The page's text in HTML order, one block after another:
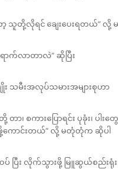
သူတို့လိုရင် ချေးပေးရတယ်” လို့ မ
ာက်လာတာလဲ” ဆိုပြီး
သမီးအလုပ်သမားအများစုဟာ
ကားပြောရင်း ပုခုံး၊ ပါးတွေ
ကောင်းတယ်” လို့ မတုံတုံက ဆိုပါ
ြီး လိုက်သွားဖို့ မြူဆွယ်စည်းရုံး